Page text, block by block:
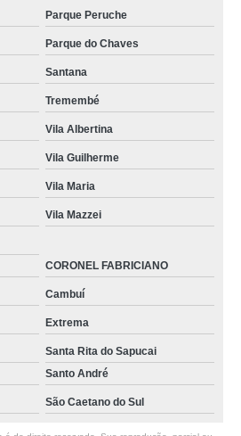
Parque Peruche
Parque do Chaves
Santana
Tremembé
Vila Albertina
Vila Guilherme
Vila Maria
Vila Mazzei
CORONEL FABRICIANO
Cambuí
Extrema
Santa Rita do Sapucai
Santo André
São Caetano do Sul